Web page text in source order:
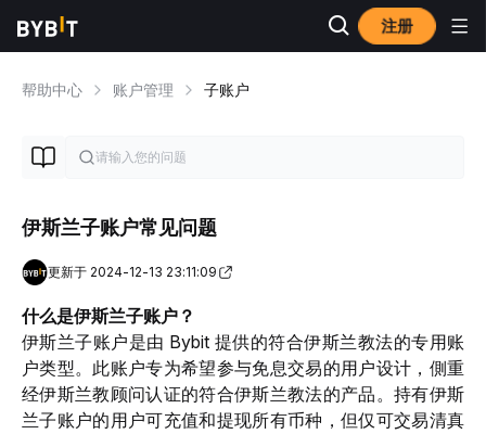
注册
帮助中心 账户管理 子账户
伊斯兰子账户常见问题
更新于 2024-12-13 23:11:09
什么是伊斯兰子账户？
伊斯兰子账户是由 Bybit 提供的符合伊斯兰教法的专用账
户类型。此账户专为希望参与免息交易的用户设计， 側重
经伊斯兰教顾问认证的符合伊斯兰教法的产品。持有伊斯
兰子账户的用户可充值和提现所有币种，但仅可交易清真